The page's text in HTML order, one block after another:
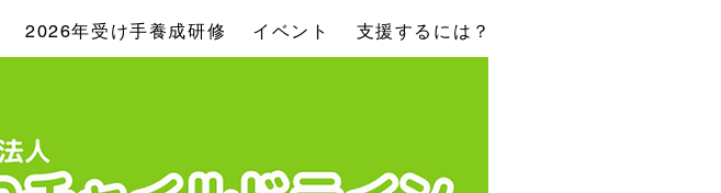
2026年受け手養成研修 イベント 支援するには？